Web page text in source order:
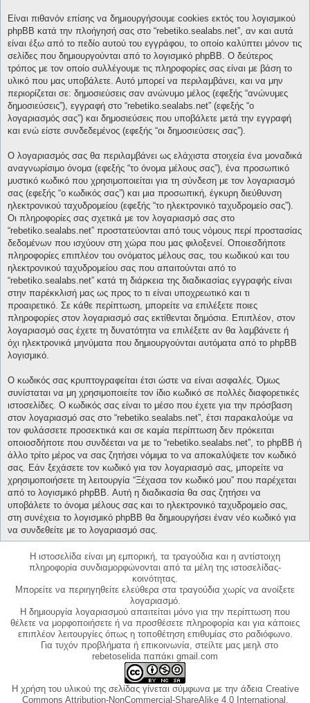
Είναι πιθανόν επίσης να δημιουργήσουμε cookies εκτός του λογισμικού
phpBB κατά την πλοήγησή σας στο “rebetiko.sealabs.net”, αν και αυτά
είναι έξω από το πεδίο αυτού του εγγράφου, το οποίο καλύπτει μόνον τις
σελίδες που δημιουργούνται από το λογισμικό phpBB. Ο δεύτερος
τρόπος με τον οποίο συλλέγουμε τις πληροφορίες σας είναι με βάση το
υλικό που μας υποβάλετε. Αυτό μπορεί να περιλαμβάνει, και να μην
περιορίζεται σε: δημοσιεύσεις σαν ανώνυμο μέλος (εφεξής “ανώνυμες
δημοσιεύσεις”), εγγραφή στο “rebetiko.sealabs.net” (εφεξής “ο
λογαριασμός σας”) και δημοσιεύσεις που υποβάλετε μετά την εγγραφή
και ενώ είστε συνδεδεμένος (εφεξής “οι δημοσιεύσεις σας”).
Ο λογαριασμός σας θα περιλαμβάνει ως ελάχιστα στοιχεία ένα μοναδικά
αναγνωρίσιμο όνομα (εφεξής “το όνομα μέλους σας”), ένα προσωπικό
μυστικό κωδικό που χρησιμοποιείται για τη σύνδεση με τον λογαριασμό
σας (εφεξής “ο κωδικός σας”) και μια προσωπική, έγκυρη διεύθυνση
ηλεκτρονικού ταχυδρομείου (εφεξής “το ηλεκτρονικό ταχυδρομείο σας”).
Οι πληροφορίες σας σχετικά με τον λογαριασμό σας στο
“rebetiko.sealabs.net” προστατεύονται από τους νόμους περί προστασίας
δεδομένων που ισχύουν στη χώρα που μας φιλοξενεί. Οποιεσδήποτε
πληροφορίες επιπλέον του ονόματος μέλους σας, του κωδικού και του
ηλεκτρονικού ταχυδρομείου σας που απαιτούνται από το
“rebetiko.sealabs.net” κατά τη διάρκεια της διαδικασίας εγγραφής είναι
στην παρέκκλισή μας ως προς το τι είναι υποχρεωτικό και τι
προαιρετικό. Σε κάθε περίπτωση, μπορείτε να επιλέξετε ποιες
πληροφορίες στον λογαριασμό σας εκτίθενται δημόσια. Επιπλέον, στον
λογαριασμό σας έχετε τη δυνατότητα να επιλέξετε αν θα λαμβάνετε ή
όχι ηλεκτρονικά μηνύματα που δημιουργούνται αυτόματα από το phpBB
λογισμικό.
Ο κωδικός σας κρυπτογραφείται έτσι ώστε να είναι ασφαλές. Όμως
συνίσταται να μη χρησιμοποιείτε τον ίδιο κωδικό σε πολλές διαφορετικές
ιστοσελίδες. Ο κωδικός σας είναι το μέσο που έχετε για την πρόσβαση
στον λογαριασμό σας στο “rebetiko.sealabs.net”, έτσι παρακαλούμε να
τον φυλάσσετε προσεκτικά και σε καμία περίπτωση δεν πρόκειται
οποιοσδήποτε που συνδέεται να με το “rebetiko.sealabs.net”, το phpBB ή
άλλο τρίτο μέρος να σας ζητήσει νόμιμα το να αποκαλύψετε τον κωδικό
σας. Εάν ξεχάσετε τον κωδικό για τον λογαριασμό σας, μπορείτε να
χρησιμοποιήσετε τη λειτουργία “Ξέχασα τον κωδικό μου” που παρέχεται
από το λογισμικό phpBB. Αυτή η διαδικασία θα σας ζητήσει να
υποβάλετε το όνομα μέλους σας και το ηλεκτρονικό ταχυδρομείο σας,
στη συνέχεια το λογισμικό phpBB θα δημιουργήσει έναν νέο κωδικό για
να συνδεθείτε με το λογαριασμό σας.
Η ιστοσελίδα είναι μη εμπορική, τα τραγούδια και η αντίστοιχη
πληροφορία συνδιαμορφώνονται από τα μέλη της ιστοσελίδας-
κοινότητας.
Μπορείτε να περιηγηθείτε ελεύθερα στα τραγούδια χωρίς να ανοίξετε
λογαριασμό.
Η δημιουργία λογαριασμού απαιτείται μόνο για την περίπτωση που
θέλετε να μορφοποιήσετε ή να προσθέσετε πληροφορία και για κάποιες
επιπλέον λειτουργίες όπως η τοποθέτηση επιθυμίας στο ραδιόφωνο.
Για τυχόν προβλήματα ή επικοινωνία, στείλτε μας μεηλ στο
rebetoselida παπάκι gmail.com
Η χρήση του υλικού της σελίδας γίνεται σύμφωνα με την άδεια Creative
Commons Attribution-NonCommercial-ShareAlike 4.0 International,